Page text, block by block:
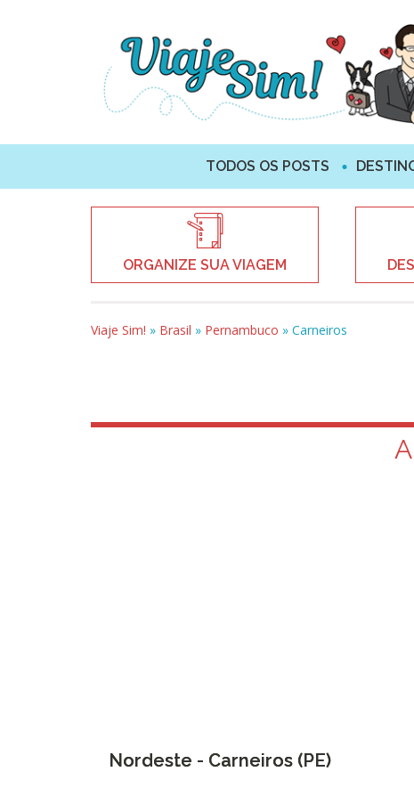
TODOS OS POSTS
ORGANIZE SUA VIAGEM
Viaje Sim! » Brasil » Pernambuco » Carneiros
Nordeste - Carneiros (PE)